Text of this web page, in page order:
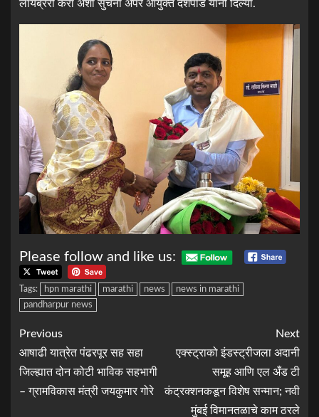
लायब्ररी करा अशा सुचना अपर आयुक्त देशपांडे यांनी दिल्या.
Please follow and like us:
Tags: hpn marathi marathi news
news in marathi
pandharpur news
Previous
आषाढी यात्रेत पंढरपूर सह सहा
जिल्ह्यात दोन कोटी भाविक सहभागी
– ग्रामविकास मंत्री जयकुमार गोरे
Next
एक्स्ट्राको इंडस्ट्रीजला अदानी
समूह आणि एल अँड टी
कंट्रक्शनकडून विशेष सन्मान; नवी
मुंबई विमानतळाचे काम ठरले